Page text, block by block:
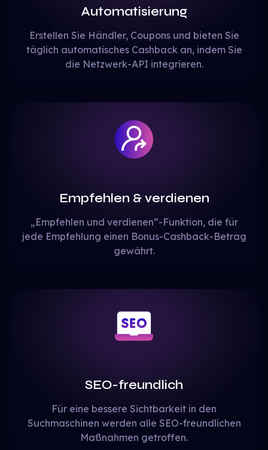
Automatisierung
Erstellen Sie Händler, Coupons und bieten Sie
täglich automatisches Cashback an, indem Sie
die Netzwerk-API integrieren.
Empfehlen & verdienen
„Empfehlen und verdienen“-Funktion, die für
jede Empfehlung einen Bonus-Cashback-Betrag
gewährt.
SEO-freundlich
Für eine bessere Sichtbarkeit in den
Suchmaschinen werden alle SEO-freundlichen
Maßnahmen getroffen.